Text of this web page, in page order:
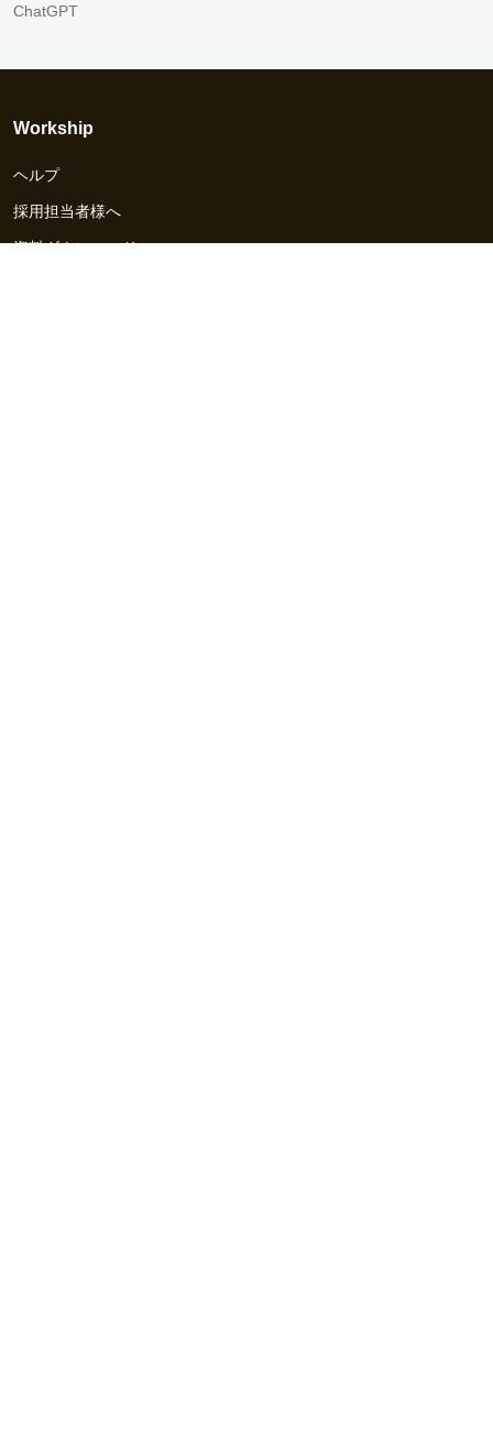
ChatGPT
Workship
ヘルプ
採用担当者様へ
資料ダウンロード